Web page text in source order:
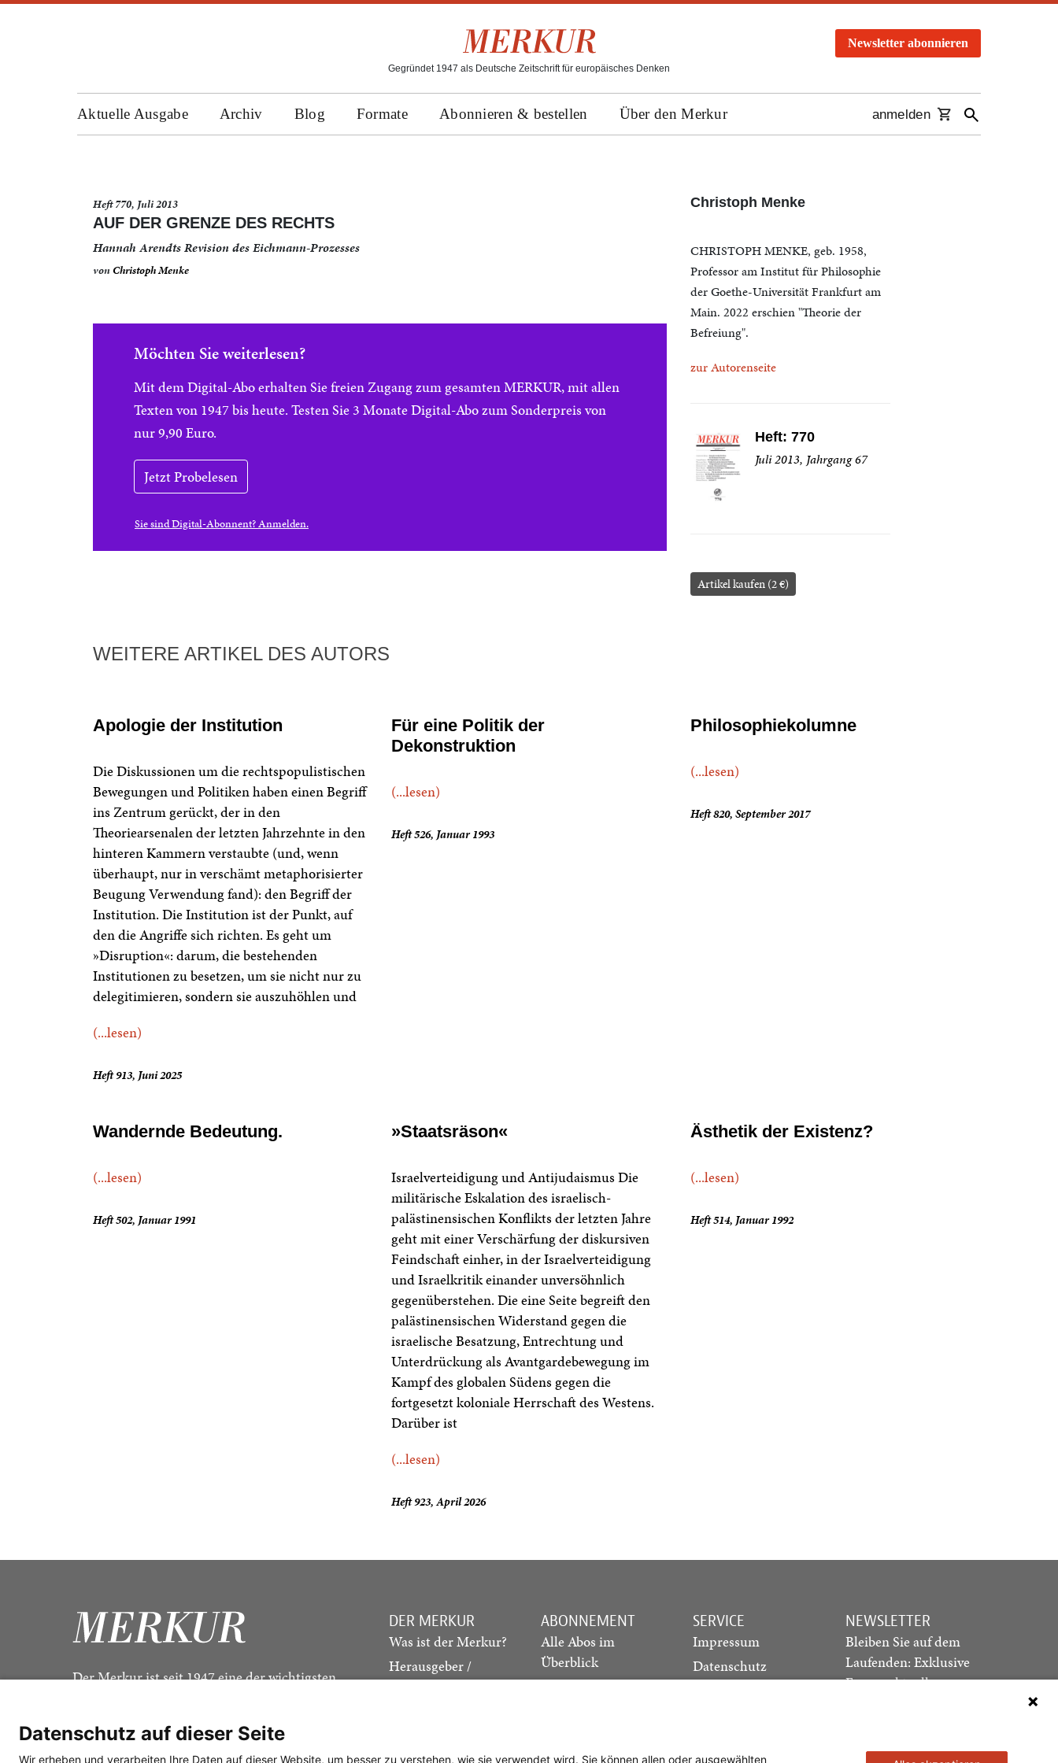
Gegründet 1947 als Deutsche Zeitschrift für europäisches Denken
Newsletter abonnieren
Aktuelle Ausgabe Archiv Blog Formate Abonnieren & bestellen Über den Merkur anmelden
Heft 770, Juli 2013
AUF DER GRENZE DES RECHTS
Hannah Arendts Revision des Eichmann-Prozesses
vonChristoph Menke
Möchten Sie weiterlesen?
Mit dem Digital-Abo erhalten Sie freien Zugang zum gesamten MERKUR, mit allen
Texten von 1947 bis heute. Testen Sie 3 Monate Digital-Abo zum Sonderpreis von
nur 9,90 Euro.
Jetzt Probelesen
Sie sind Digital-Abonnent? Anmelden.
Christoph Menke
CHRISTOPH MENKE, geb. 1958,
Professor am Institut für Philosophie
der Goethe-Universität Frankfurt am
Main. 2022 erschien "Theorie der
Befreiung".
zur Autorenseite
Heft: 770
Juli 2013, Jahrgang 67
Artikel kaufen (2 €)
WEITERE ARTIKEL DES AUTORS
Apologie der Institution
Die Diskussionen um die rechtspopulistischen
Bewegungen und Politiken haben einen Begriff
ins Zentrum gerückt, der in den
Theoriearsenalen der letzten Jahrzehnte in den
hinteren Kammern verstaubte (und, wenn
überhaupt, nur in verschämt metaphorisierter
Beugung Verwendung fand): den Begriff der
Institution. Die Institution ist der Punkt, auf
den die Angriffe sich richten. Es geht um
»Disruption«: darum, die bestehenden
Institutionen zu besetzen, um sie nicht nur zu
delegitimieren, sondern sie auszuhöhlen und
(...lesen)
Heft 913, Juni 2025
Für eine Politik der
Dekonstruktion
(...lesen)
Heft 526, Januar 1993
Philosophiekolumne
(...lesen)
Heft 820, September 2017
Wandernde Bedeutung.
(...lesen)
Heft 502, Januar 1991
»Staatsräson«
Israelverteidigung und Antijudaismus Die
militärische Eskalation des israelisch-
palästinensischen Konflikts der letzten Jahre
geht mit einer Verschärfung der diskursiven
Feindschaft einher, in der Israelverteidigung
und Israelkritik einander unversöhnlich
gegenüberstehen. Die eine Seite begreift den
palästinensischen Widerstand gegen die
israelische Besatzung, Entrechtung und
Unterdrückung als Avantgardebewegung im
Kampf des globalen Südens gegen die
fortgesetzt koloniale Herrschaft des Westens.
Darüber ist
(...lesen)
Heft 923, April 2026
Ästhetik der Existenz?
(...lesen)
Heft 514, Januar 1992
Der Merkur ist seit 1947 eine der wichtigsten
DER MERKUR
Was ist der Merkur?
Herausgeber /
ABONNEMENT
Alle Abos im
Überblick
SERVICE
Impressum
Datenschutz
NEWSLETTER
Bleiben Sie auf dem
Laufenden: Exklusive
Essays, aktuelle
Datenschutz auf dieser Seite
Wir erheben und verarbeiten Ihre Daten auf dieser Website, um besser zu verstehen, wie sie verwendet wird. Sie können allen oder ausgewählten